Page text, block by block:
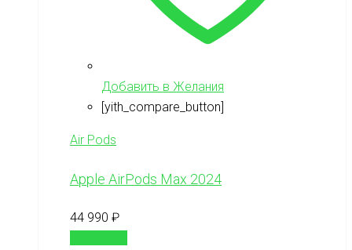
Добавить в Желания
[yith_compare_button]
Air Pods
Apple AirPods Max 2024
44 990 ₽